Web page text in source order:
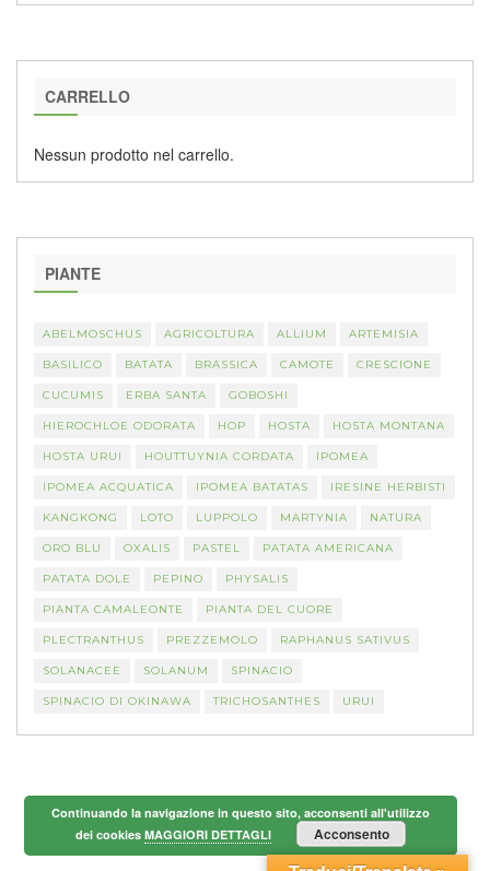
CARRELLO
Nessun prodotto nel carrello.
PIANTE
ABELMOSCHUS AGRICOLTURA ALLIUM ARTEMISIA
BASILICO BATATA BRASSICA CAMOTE CRESCIONE
CUCUMIS ERBA SANTA GOBOSHI
HIEROCHLOE ODORATA HOP HOSTA HOSTA MONTANA
HOSTA URUI HOUTTUYNIA CORDATA IPOMEA
IPOMEA ACQUATICA IPOMEA BATATAS IRESINE HERBISTI
KANGKONG LOTO LUPPOLO MARTYNIA NATURA
ORO BLU OXALIS PASTEL PATATA AMERICANA
PATATA DOLE PEPINO PHYSALIS
PIANTA CAMALEONTE PIANTA DEL CUORE
PLECTRANTHUS PREZZEMOLO RAPHANUS SATIVUS
SOLANACEE SOLANUM SPINACIO
SPINACIO DI OKINAWA TRICHOSANTHES URUI
Continuando la navigazione in questo sito, acconsenti all'utilizzo
dei cookiesMAGGIORI DETTAGLI Acconsento